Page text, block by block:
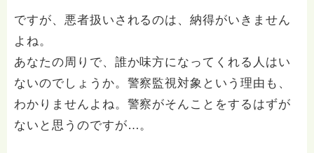
ですが、悪者扱いされるのは、納得がいきません
よね。
あなたの周りで、誰か味方になってくれる人はい
ないのでしょうか。警察監視対象という理由も、
わかりませんよね。警察がそんことをするはずが
ないと思うのですが…。